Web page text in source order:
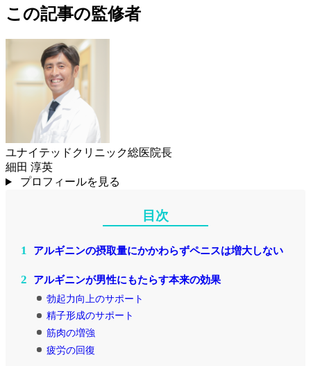
この記事の監修者
ユナイテッドクリニック総医院長
細田 淳英
プロフィールを見る
目次
1 アルギニンの摂取量にかかわらずペニスは増大しない
2 アルギニンが男性にもたらす本来の効果
勃起力向上のサポート
精子形成のサポート
筋肉の増強
疲労の回復